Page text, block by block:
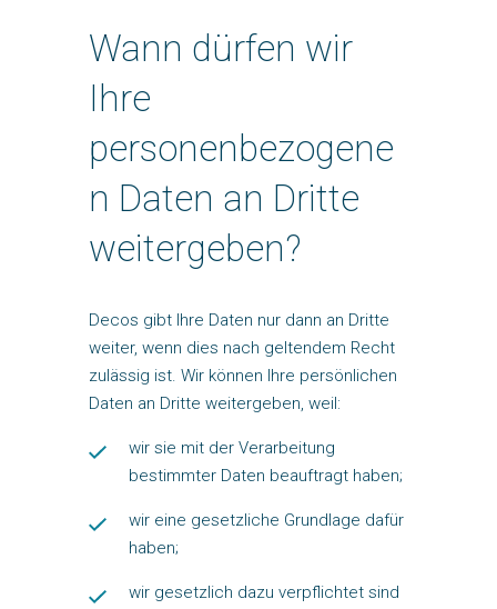
Wann dürfen wir
Ihre
personenbezogene
n Daten an Dritte
weitergeben?
Decos gibt Ihre Daten nur dann an Dritte
weiter, wenn dies nach geltendem Recht
zulässig ist. Wir können Ihre persönlichen
Daten an Dritte weitergeben, weil:
wir sie mit der Verarbeitung
bestimmter Daten beauftragt haben;
wir eine gesetzliche Grundlage dafür
haben;
wir gesetzlich dazu verpflichtet sind